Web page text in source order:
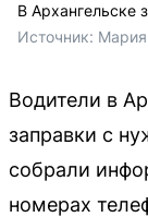
В Архангельске
Источник:
Водители в
заправки с
собрали
номерах